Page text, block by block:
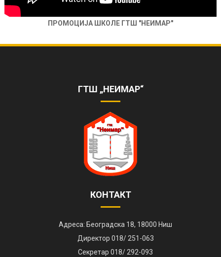
ПРОМОЦИЈА ШКОЛЕ ГТШ "НЕИМАР"
ZVANI%C4%8CNIKANAL
ГТШ „НЕИМАР“
КОНТАКТ
Адреса: Београдска 18, 18000 Ниш
Директор 018/ 251-063
Секретар 018/ 292-093